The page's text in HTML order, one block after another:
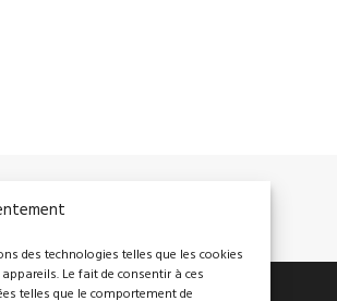
des technologies telles que les cookies
Le fait de consentir à ces
telles que le comportement de